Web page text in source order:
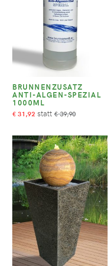
BRUNNENZUSATZ
ANTI-ALGEN-SPEZIAL
1000ML
€ 31,92 €39,90